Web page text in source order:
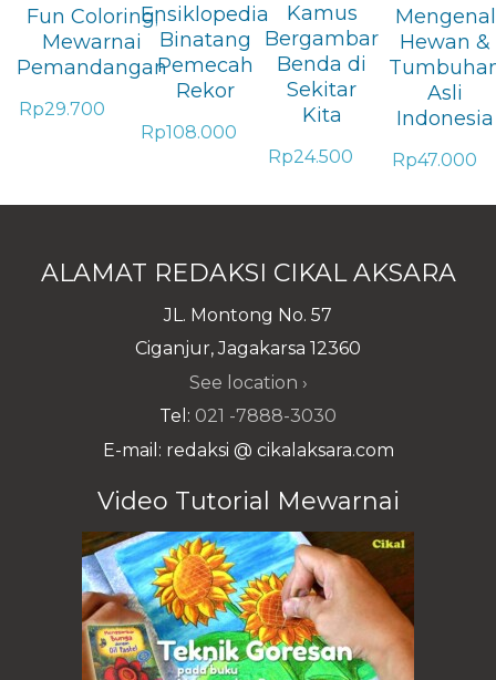
Fun Coloring;
Mewarnai
Pemandangan
Rp29.700
Ensiklopedia
Binatang
Pemecah
Rekor
Rp108.000
Kamus
Bergambar
Benda di
Sekitar
Kita
Rp24.500
Mengenal
Hewan &
Asli
Indonesia
Rp47.000
ALAMAT REDAKSI CIKAL AKSARA
JL. Montong No. 57
Ciganjur, Jagakarsa 12360
See location ›
Tel: 021 -7888-3030
E-mail: redaksi @ cikalaksara.com
Video Tutorial Mewarnai